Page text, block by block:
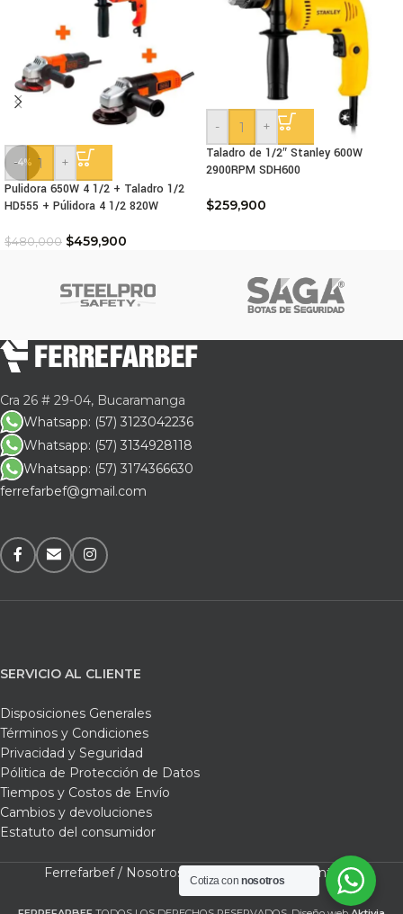
-4%
-
+
Pulidora 650W 4 1/2 + Taladro 1/2
HD555 + Púlidora 4 1/2 820W
$480,000 $459,900
-
+
Taladro de 1/2″ Stanley 600W
2900RPM SDH600
$259,900
Cra 26 # 29-04, Bucaramanga
Whatsapp: (57) 3123042236
Whatsapp: (57) 3134928118
Whatsapp: (57) 3174366630
ferrefarbef@gmail.com
SERVICIO AL CLIENTE
Disposiciones Generales
Términos y Condiciones
Privacidad y Seguridad
Pólitica de Protección de Datos
Tiempos y Costos de Envío
Cambios y devoluciones
Estatuto del consumidor
Ferrefarbef / Nosotros / Contacto
Cotiza connosotros